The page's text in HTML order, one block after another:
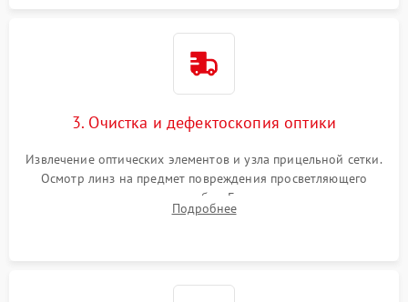
3. Очистка и дефектоскопия оптики
Извлечение оптических элементов и узла прицельной сетки.
Осмотр линз на предмет повреждения просветляющего
покрытия или появления грибка. Бережная очистка стекол
спецрастворами. Проверка целостности гравированной
Подробнее